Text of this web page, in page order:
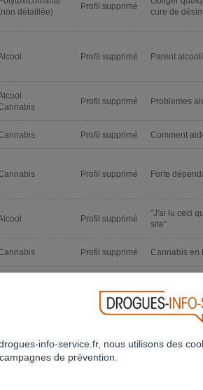
détaillée)
Profil supprimé
cure de
Profil supprimé Parent
Profil supprimé Problemes
Profil supprimé Comment
Profil supprimé Forte
Profil supprimé
"J'ai lu ceci
site"
Profil supprimé Cannabis en
891
info-service.fr, nous utilisons des
de prévention.